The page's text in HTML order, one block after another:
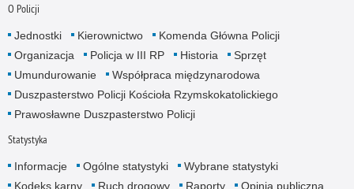
O Policji
Jednostki Kierownictwo
Komenda Główna Policji
Organizacja
Policja w III RP Historia
Sprzęt
Umundurowanie
Współpraca międzynarodowa
Duszpasterstwo Policji Kościoła Rzymskokatolickiego
Prawosławne Duszpasterstwo Policji
Statystyka
Informacje Ogólne statystyki
Wybrane statystyki
Kodeks karny
Ruch drogowy Raporty Opinia publiczna